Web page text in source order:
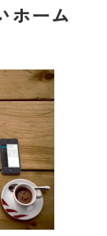
ホーム